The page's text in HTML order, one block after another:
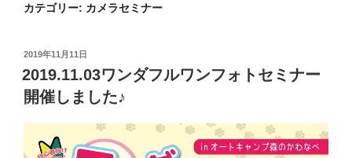
カテゴリー: カメラセミナー
投
稿
日:
2019年11月11日
2019.11.03ワンダフルワンフォトセミナー
開催しました♪